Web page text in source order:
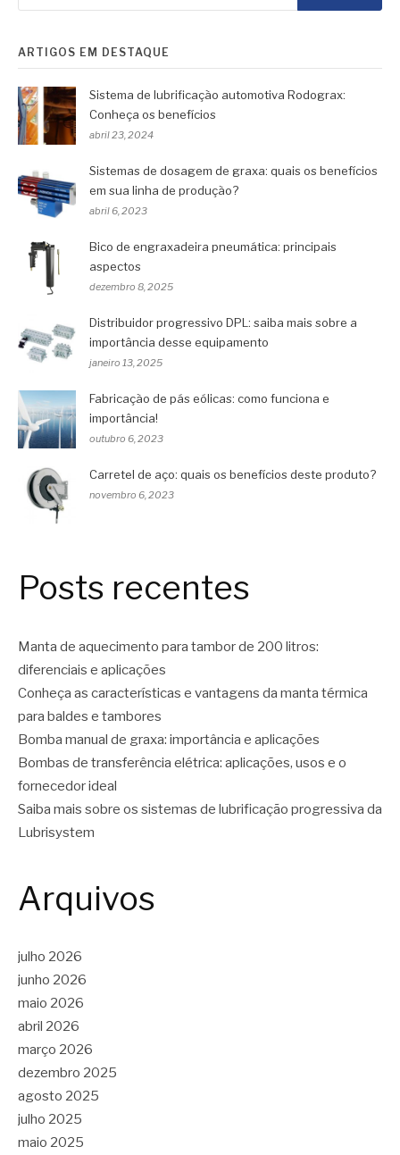
ARTIGOS EM DESTAQUE
Sistema de lubrificação automotiva Rodograx:
Conheça os benefícios
abril 23, 2024
Sistemas de dosagem de graxa: quais os benefícios
em sua linha de produção?
abril 6, 2023
Bico de engraxadeira pneumática: principais
aspectos
dezembro 8, 2025
Distribuidor progressivo DPL: saiba mais sobre a
importância desse equipamento
janeiro 13, 2025
Fabricação de pás eólicas: como funciona e
importância!
outubro 6, 2023
Carretel de aço: quais os benefícios deste produto?
novembro 6, 2023
Posts recentes
Manta de aquecimento para tambor de 200 litros:
diferenciais e aplicações
Conheça as características e vantagens da manta térmica
para baldes e tambores
Bomba manual de graxa: importância e aplicações
Bombas de transferência elétrica: aplicações, usos e o
fornecedor ideal
Saiba mais sobre os sistemas de lubrificação progressiva da
Lubrisystem
Arquivos
julho 2026
junho 2026
maio 2026
abril 2026
março 2026
dezembro 2025
agosto 2025
julho 2025
maio 2025